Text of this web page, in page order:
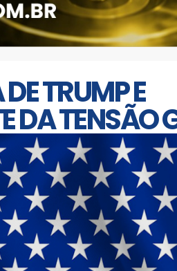
TRUMP E
DA TENSÃO